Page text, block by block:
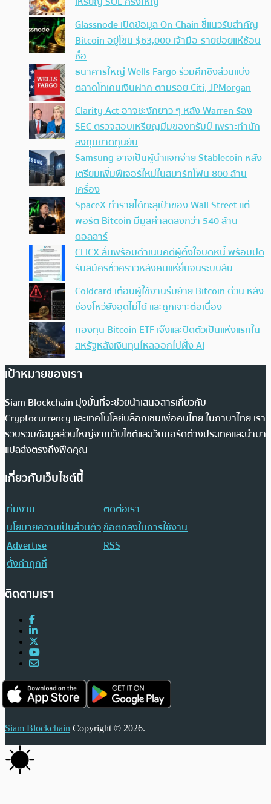
Glassnode เปิดข้อมูล On-Chain ชี้แนวรับสำคัญ
Bitcoin อยู่โซน $63,000 เจ้ามือ-รายย่อยแห่ช้อน
ซื้อ
ธนาคารใหญ่ Wells Fargo ร่วมศึกชิงส่วนแบ่ง
ตลาดโทเคนเงินฝาก ตามรอย Citi, JPMorgan
Clarity Act อาจชะงักยาว ๆ หลัง Warren ร้อง
SEC ตรวจสอบเหรียญมีมของทรัมป์ เพราะทำนัก
ลงทุนขาดทุนยับ
Samsung อาจเป็นผู้นำแจกจ่าย Stablecoin หลัง
เตรียมเพิ่มฟีเจอร์ใหม่ในสมาร์ทโฟน 800 ล้าน
เครื่อง
SpaceX ทำรายได้ทะลุเป้าของ Wall Street แต่
พอร์ต Bitcoin มีมูลค่าลดลงกว่า 540 ล้าน
ดอลลาร์
CLICX ลั่นพร้อมดำเนินคดีผู้ตั้งใจบิดหนี้ พร้อมปิด
รับสมัครชั่วคราวหลังคนแห่ยื่นจนระบบล้น
Coldcard เตือนผู้ใช้งานรีบย้าย Bitcoin ด่วน หลัง
ช่องโหว่ยังอุดไม่ได้ และถูกเจาะต่อเนื่อง
กองทุน Bitcoin ETF เจ๊งและปิดตัวเป็นแห่งแรกใน
สหรัฐหลังเงินทุนไหลออกไปฝั่ง AI
เป้าหมายของเรา
Siam Blockchain มุ่งมั่นที่จะช่วยนำเสนอสารเกี่ยวกับ
Cryptocurrency และเทคโนโลยีบล็อกเชนเพื่อคนไทย ในภาษาไทย เรา
รวบรวมข้อมูลส่วนใหญ่จากเว็บไซต์และเว็บบอร์ดต่างประเทศและนำมา
แปลส่งตรงถึงฟีดคุณ
เกี่ยวกับเว็บไซต์นี้
ทีมงาน
ติดต่อเรา
นโยบายความเป็นส่วนตัวข้อตกลงในการใช้งาน
Advertise
RSS
ตั้งค่าคุกกี้
ติดตามเรา
Siam Blockchain Copyright © 2026.